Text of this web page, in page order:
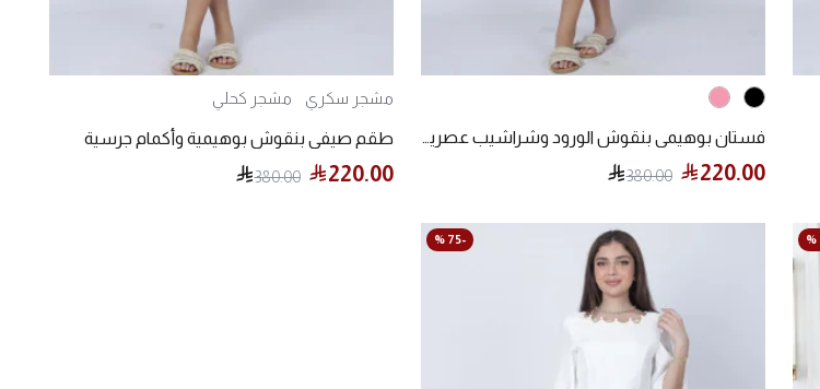
فستان بوهيمي بنقوش الورود وشراشيب عصرية
220.00
380.00
مشجر سكري مشجر كحلي
طقم صيفي بنقوش بوهيمية وأكمام جرسية
220.00
380.00
-75 %